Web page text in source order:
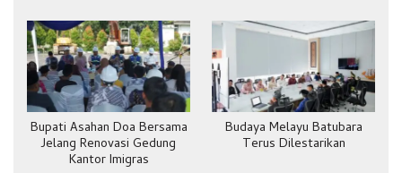
Bupati Asahan Doa Bersama
Jelang Renovasi Gedung
Kantor Imigras
Budaya Melayu Batubara
Terus Dilestarikan